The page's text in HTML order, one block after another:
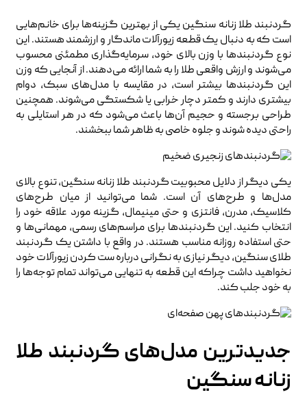
گردنبند طلا زنانه سنگین یکی از بهترین گزینه‌ها برای خانم‌هایی
است که به دنبال یک قطعه زیورآلات ماندگار و ارزشمند هستند. این
نوع گردنبندها با وزن بالای خود، سرمایه‌گذاری مطمئنی محسوب
می‌شوند و ارزش واقعی طلا را به شما ارائه می‌دهند. از آنجایی که وزن
این گردنبندها بیشتر است، در مقایسه با مدل‌های سبک، دوام
بیشتری دارند و کمتر دچار خرابی یا شکستگی می‌شوند. همچنین
طراحی برجسته و حجیم آن‌ها باعث می‌شود که در هر استایلی به
راحتی دیده شوند و جلوه خاصی به ظاهر شما ببخشند.
یکی دیگر از دلایل محبوبیت گردنبند طلا زنانه سنگین، تنوع بالای
مدل‌ها و طرح‌های آن است. شما می‌توانید از میان طرح‌های
کلاسیک، مدرن، فانتزی و حتی مینیمال، گزینه مورد علاقه خود را
انتخاب کنید. این گردنبندها برای مراسم‌های رسمی، مهمانی‌ها و
حتی استفاده روزانه مناسب هستند. در واقع با داشتن یک گردنبند
طلای سنگین، دیگر نیازی به نگرانی درباره ست کردن زیورآلات خود
نخواهید داشت چراکه این قطعه به تنهایی می‌تواند تمام توجه‌ها را
به خود جلب کند.
جدیدترین مدل‌های گردنبند طلا
زنانه سنگین